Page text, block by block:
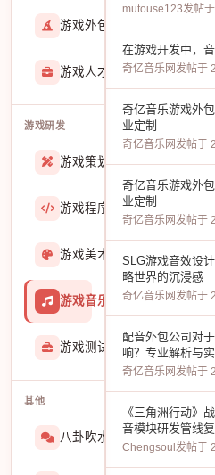
游戏外包22913
游戏人才招聘51770
游戏研发
游戏策划27557
游戏程序 36423
游戏美术 3601
游戏音乐 724
游戏测试与GM 274
其他
八卦吹水 1565
mutouse123发帖
在游戏开发中，
奇亿音乐网发帖于
奇亿音乐游戏外
业定制
奇亿音乐网发帖于
奇亿音乐游戏外
业定制
奇亿音乐网发帖于
SLG游戏音效设
略世界的沉浸感
奇亿音乐网发帖于
配音外包公司对
响？专业解析与
奇亿音乐网发帖于
《三角洲行动》
音模块研发管线
Chengsoul 发帖于